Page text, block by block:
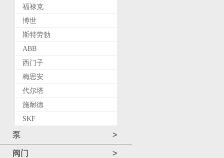
福禄克
博世
斯特劳勃
ABB
西门子
梅思安
代尔塔
施耐德
SKF
泵 >
阀门 >